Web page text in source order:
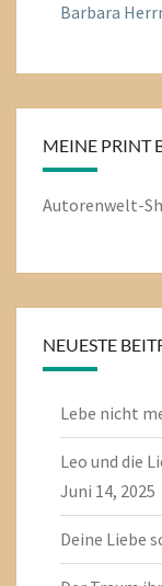
Barbara
MEINE PRINT
Autorenwelt-
NEUESTE
Lebe nicht
Leo und die
Juni 14, 2025
Deine Liebe